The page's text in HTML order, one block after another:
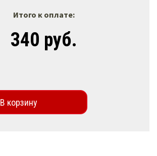
Итого к оплате:
340 руб.
В корзину